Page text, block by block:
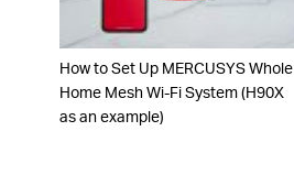
How to Set Up MERCUSYS Whole
Home Mesh Wi-Fi System (H90X
as an example)